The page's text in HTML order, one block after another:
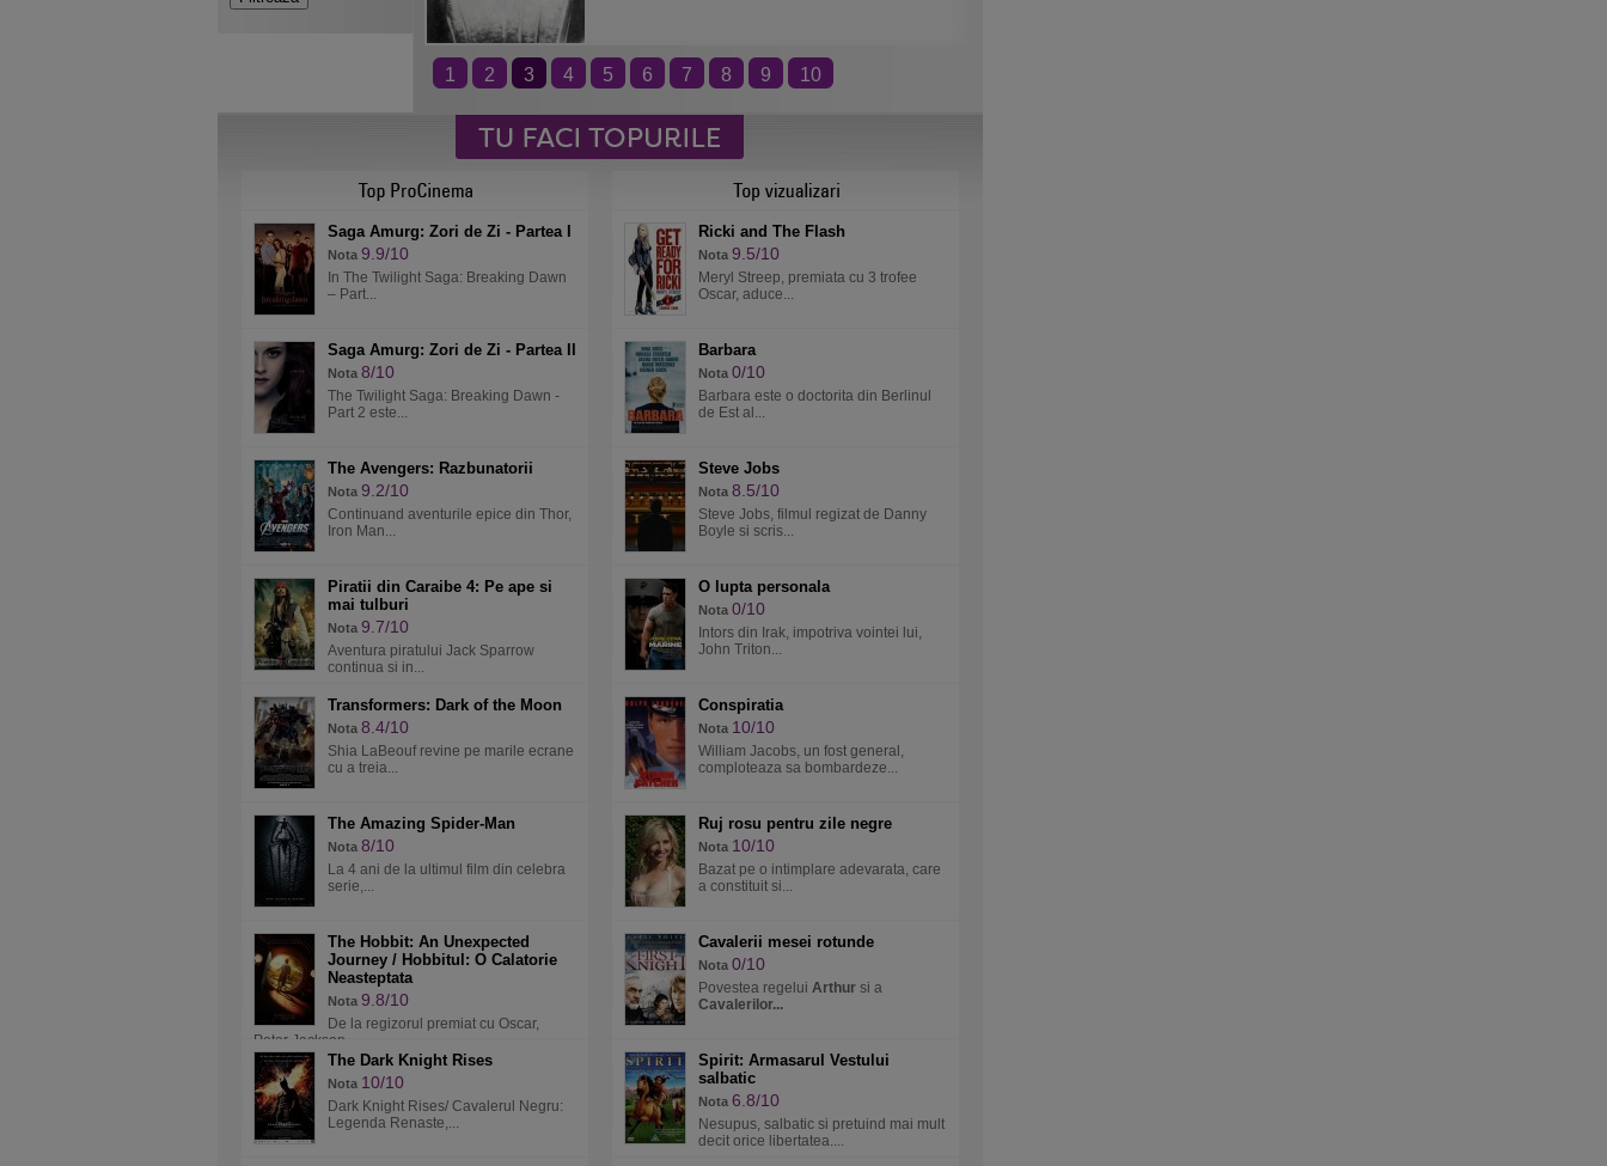
1 2 3 4 5 6 7 8 9 10
Saga Amurg: Zori de Zi - Partea I
Nota 9.9/10
In The Twilight Saga: Breaking Dawn
– Part...
Saga Amurg: Zori de Zi - Partea II
Nota 8/10
The Twilight Saga: Breaking Dawn -
Part 2 este...
The Avengers: Razbunatorii
Nota 9.2/10
Continuand aventurile epice din Thor,
Iron Man...
Piratii din Caraibe 4: Pe ape si
mai tulburi
Nota 9.7/10
Aventura piratului Jack Sparrow
continua si in...
Transformers: Dark of the Moon
Nota 8.4/10
Shia LaBeouf revine pe marile ecrane
cu a treia...
The Amazing Spider-Man
Nota 8/10
La 4 ani de la ultimul film din celebra
serie,...
The Hobbit: An Unexpected
Journey / Hobbitul: O Calatorie
Neasteptata
Nota 9.8/10
De la regizorul premiat cu Oscar,
Peter Jackson...
The Dark Knight Rises
Nota 10/10
Dark Knight Rises/ Cavalerul Negru:
Legenda Renaste,...
Ricki and The Flash
Nota 9.5/10
Meryl Streep, premiata cu 3 trofee
Oscar, aduce...
Barbara
Nota 0/10
Barbara este o doctorita din Berlinul
de Est al...
Steve Jobs
Nota 8.5/10
Steve Jobs, filmul regizat de Danny
Boyle si scris...
O lupta personala
Nota 0/10
Intors din Irak, impotriva vointei lui,
John Triton...
Conspiratia
Nota 10/10
William Jacobs, un fost general,
comploteaza sa bombardeze...
Ruj rosu pentru zile negre
Nota 10/10
Bazat pe o intimplare adevarata, care
a constituit si...
Cavalerii mesei rotunde
Nota 0/10
Povestea regelui Arthur si a
Cavalerilor...
Spirit: Armasarul Vestului
salbatic
Nota 6.8/10
Nesupus, salbatic si pretuind mai mult
decit orice libertatea....